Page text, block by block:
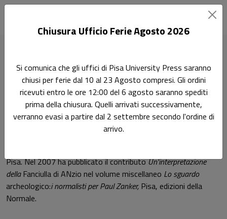
Carlotta Scantamburlo
Pagina di Carlotta Scantamburlo
Pisa. Nel 2007 ha pubblicato il contributoUn'interpretazione
dellaFanciulla di ANzio nel volume miscellaneo Lo sguardo
archeologico:i normalisti per Paul Zanker, Pisa, edizioni della
Normale.
Chiusura Ufficio Ferie Agosto 2026
Si comunica che gli uffici di Pisa University Press saranno
chiusi per ferie dal 10 al 23 Agosto compresi. Gli ordini
ricevuti entro le ore 12:00 del 6 agosto saranno spediti
prima della chiusura. Quelli arrivati successivamente,
verranno evasi a partire dal 2 settembre secondo l'ordine di
arrivo.